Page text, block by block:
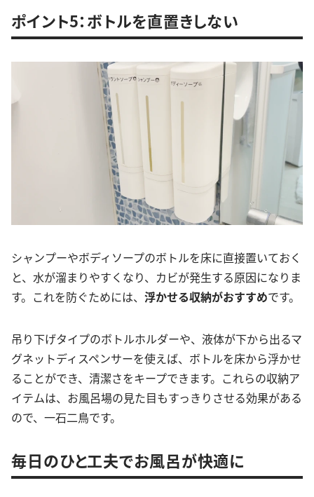
ポイント5：ボトルを直置きしない
シャンプーやボディソープのボトルを床に直接置いておく
と、水が溜まりやすくなり、カビが発生する原因になりま
す。これを防ぐためには、 浮かせる収納がおすすめです。
吊り下げタイプのボトルホルダーや、液体が下から出るマ
グネットディスペンサーを使えば、ボトルを床から浮かせ
ることができ、清潔さをキープできます。これらの収納ア
イテムは、お風呂場の見た目もすっきりさせる効果がある
ので、一石二鳥です。
毎日のひと工夫でお風呂が快適に